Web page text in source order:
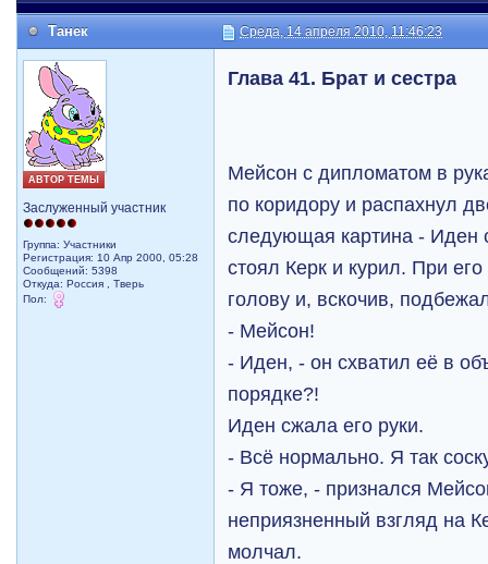
Танек Среда, 14 апреля 2010, 11:46:23
АВТОР ТЕМЫ
Заслуженный участник
Группа: Участники
Регистрация: 10 Апр 2000, 05:28
Сообщений: 5398
Откуда: Россия , Тверь
Пол:
Глава 41. Брат и сестра
Мейсон с дипломатом в
по коридору и распахнул
следующая картина - Иден
стоял Керк и курил. При
голову и, вскочив,
- Мейсон!
- Иден, - он схватил её в
порядке?!
Иден сжала его руки.
- Всё нормально. Я так
- Я тоже, - признался
неприязненный взгляд на
молчал.